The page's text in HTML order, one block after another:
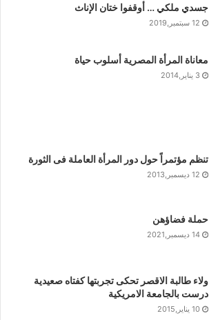
جسدي ملكي … أوقفوا ختان الإناث
12 سبتمبر,2019
معاناة المرأة المصرية أسلوب حياة
3 يناير,2014
تنظم مؤتمراً حول دور المرأة العاملة فى الثورة
12 ديسمبر,2013
حملة فضاؤهن
14 ديسمبر,2021
ولاء طالبة الاقصر تحكى تجربتها كفتاه صعيدية
درست بالجامعة الامريكية
10 يناير,2015